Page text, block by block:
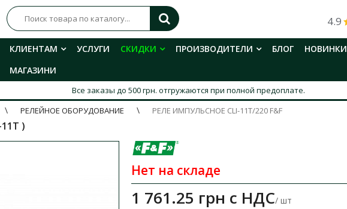
4.9
КЛИЕНТАМ УСЛУГИ СКИДКИ ПРОИЗВОДИТЕЛИ БЛОГ
НОВИНКИ
МАГАЗИНИ
Все заказы до 500 грн. отгружаются при полной предоплате.
РЕЛЕЙНОЕ ОБОРУДОВАНИЕ РЕЛЕ ИМПУЛЬСНОЕ CLI-11T/220 F&F
)
Нет на складе
1 761.25 грн с НДС/ шт